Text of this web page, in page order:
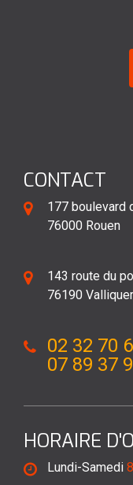
CONTACT
177 boulevard
76000 Rouen
143 route du
76190
02 32 70
07 89 37
HORAIRE
Lundi-Samedi